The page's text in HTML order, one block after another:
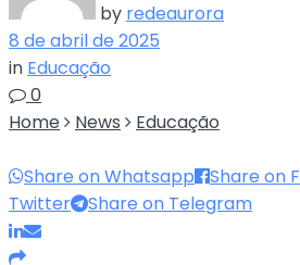
by redeaurora
8 de abril de 2025
in Educação
0
Home
News Educação
Share on Whatsapp Share on
Twitter
Share on Telegram